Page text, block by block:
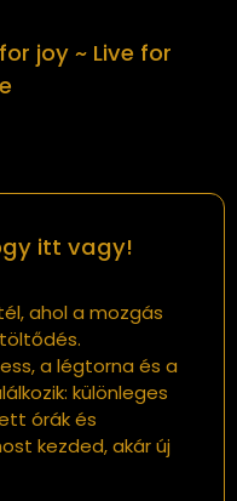
joy ~ Live for
itt vagy!
ahol a mozgás
a légtorna és a
különleges
órák és
kezded, akár új